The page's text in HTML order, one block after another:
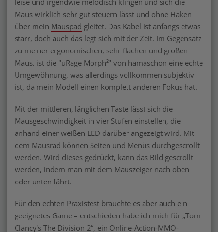
Maus wirklich sehr gut steuern lässt und ohne Haken
über mein Mauspad gleitet. Das Kabel ist anfangs etwas
starr, doch auch das legt sich mit der Zeit. Im Gegensatz
zu meiner ergonomischen, sehr flachen und großen
Maus, ist die "uRage Morph²" von hamaschon eine echte
Umgewöhnung, was allerdings vollkommen subjektiv
ist, da mein Modell einen komplett anderen Fokus hat.
Mit der mittleren, länglichen Taste lässt sich die
Mausgeschwindigkeit in vier Stufen einstellen, die
anhand einer weißen LED darüber angezeigt wird. Mit
dem Mausrad können Seiten und Menüs durchgescrollt
werden. Wird dieses gedrückt, kann das Bild gescrollt
werden, indem man mit dem Mauszeiger nach oben
oder unten fährt.
Für den echten Praxistest brauchte es aber auch ein
geeignetes Game – entschieden habe ich mich für „Tom
Clancy's The Division 2“, ein Online-Action-MMO-